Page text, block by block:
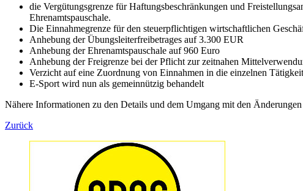
die Vergütungsgrenze für Haftungsbeschränkungen und
Ehrenamtspauschale.
Die Einnahmegrenze für den steuerpflichtigen wirtschaftlichen
Anhebung der Übungsleiterfreibetrages auf 3.300 EUR
Anhebung der Ehrenamtspauschale auf 960 Euro
Anhebung der Freigrenze bei der Pflicht zur zeitnahen
Verzicht auf eine Zuordnung von Einnahmen in die einzelnen
E-Sport wird nun als gemeinnützig behandelt
Nähere Informationen zu den Details und dem Umgang mit den
Zurück